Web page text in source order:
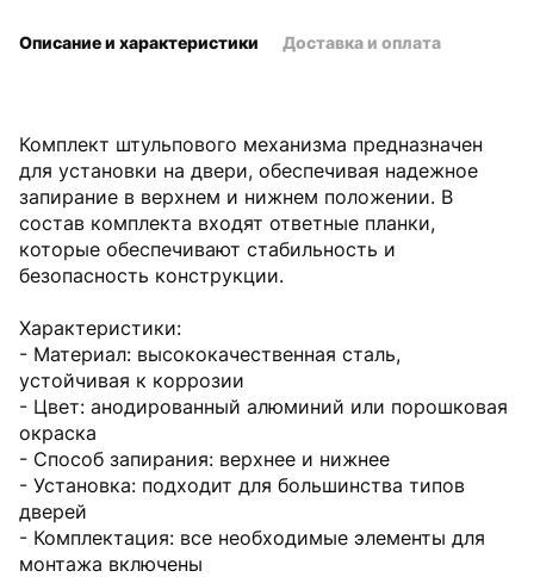
Комплект штульпового механизма предназначен
для установки на двери, обеспечивая надежное
запирание в верхнем и нижнем положении. В
состав комплекта входят ответные планки,
которые обеспечивают стабильность и
безопасность конструкции.
Характеристики:
- Материал: высококачественная сталь,
устойчивая к коррозии
- Цвет: анодированный алюминий или порошковая
окраска
- Способ запирания: верхнее и нижнее
- Установка: подходит для большинства типов
дверей
- Комплектация: все необходимые элементы для
монтажа включены
Описание и характеристики Доставка и оплата